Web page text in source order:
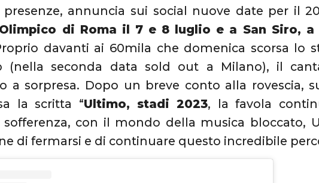
annuncia sui social nuove date per il
di Roma il 7 e 8 luglio e a San Siro, a
davanti ai 60mila che domenica scorsa lo
(nella seconda data sold out a Milano), il
a sorpresa. Dopo un breve conto alla rovescia,
la scritta “Ultimo, stadi 2023, la favola
sofferenza, con il mondo della musica bloccato,
di fermarsi e di continuare questo incredibile